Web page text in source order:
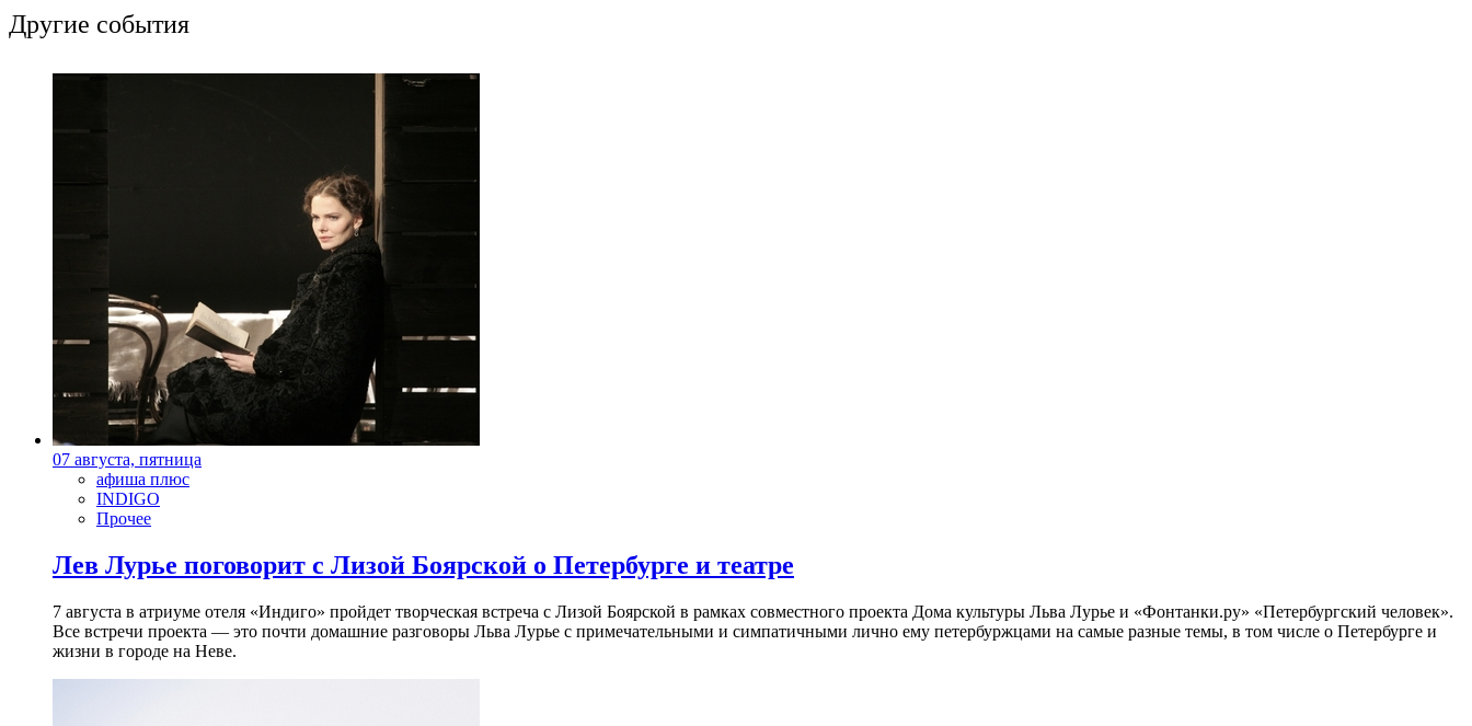
Другие события
07 августа, пятница
афиша плюс
INDIGO
Прочее
Лев Лурье поговорит с Лизой Боярской о Петербурге и театре
7 августа в атриуме отеля «Индиго» пройдет творческая встреча с Лизой Боярской в рамках совместного проекта Дома культуры Льва Лурье и «Фонтанки.ру» «Петербургский человек».
Все встречи проекта — это почти домашние разговоры Льва Лурье с примечательными и симпатичными лично ему петербуржцами на самые разные темы, в том числе о Петербурге и
жизни в городе на Неве.